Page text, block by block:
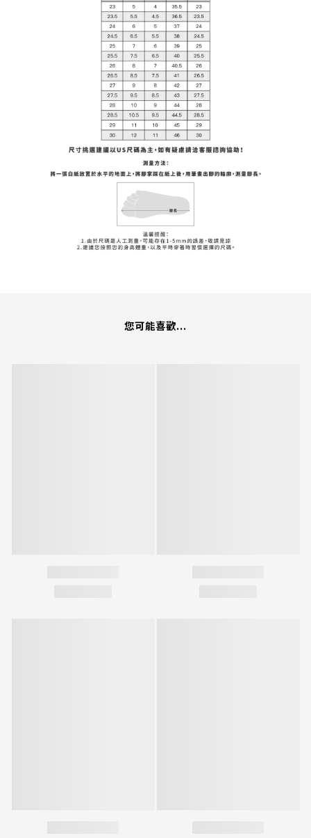
您可能喜歡...